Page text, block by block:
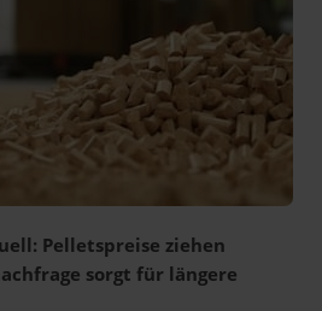
Pelletspreise ziehen
sorgt für längere